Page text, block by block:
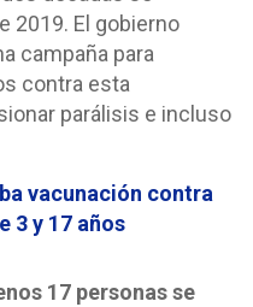
2019. El gobierno
campaña para
contra esta
parálisis e incluso
vacunación contra
3 y 17 años
17 personas se